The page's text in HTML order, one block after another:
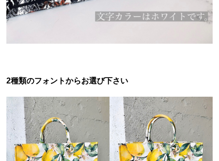
2種類のフォントからお選び下さい